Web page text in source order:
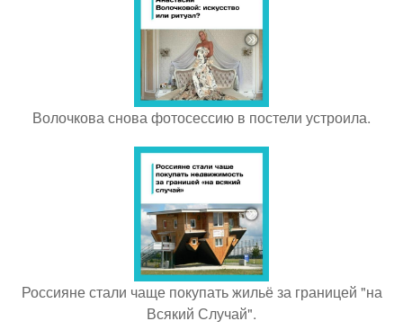
Волочкова снова фотосессию в постели устроила.
Россияне стали чаще покупать жильё за границей "на
Всякий Случай".